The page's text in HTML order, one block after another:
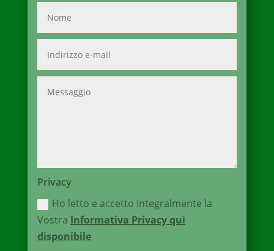
Privacy
Ho letto e accetto integralmente la
Vostra Informativa Privacy qui
disponibile